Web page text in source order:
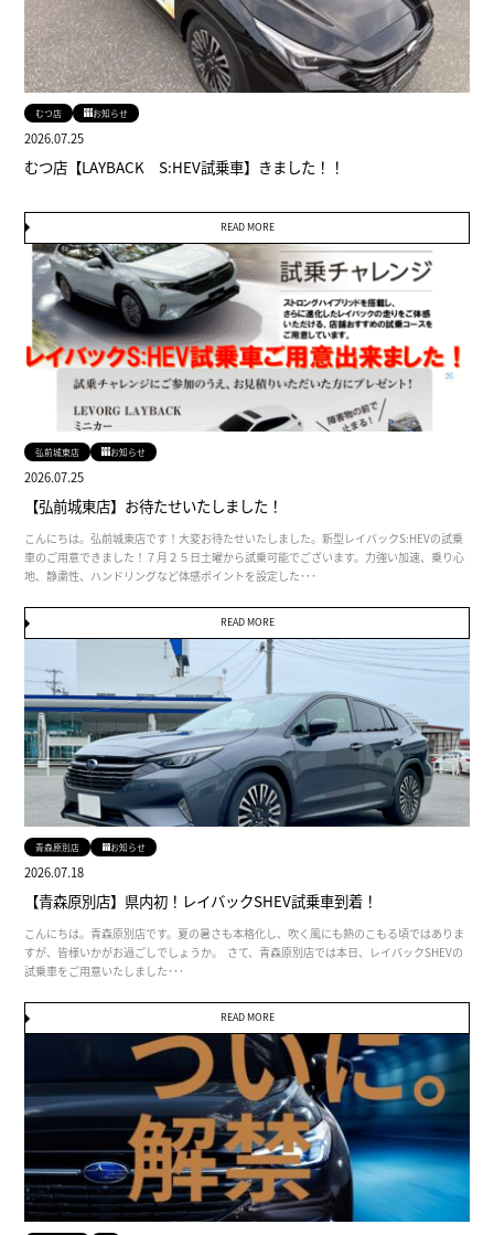
むつ店 お知らせ
2026.07.25
むつ店【LAYBACK S:HEV試乗車】きました！！
READ MORE
弘前城東店 お知らせ
2026.07.25
【弘前城東店】お待たせいたしました！
こんにちは。弘前城東店です！大変お待たせいたしました。新型レイバックS:HEVの試乗
車のご用意できました！７月２５日土曜から試乗可能でございます。力強い加速、乗り心
地、静粛性、ハンドリングなど体感ポイントを設定した･･･
READ MORE
青森原別店 お知らせ
2026.07.18
【青森原別店】県内初！レイバックSHEV試乗車到着！
こんにちは。青森原別店です。夏の暑さも本格化し、吹く風にも熱のこもる頃ではありま
すが、皆様いかがお過ごしでしょうか。 さて、青森原別店では本日、レイバックSHEVの
試乗車をご用意いたしました･･･
READ MORE